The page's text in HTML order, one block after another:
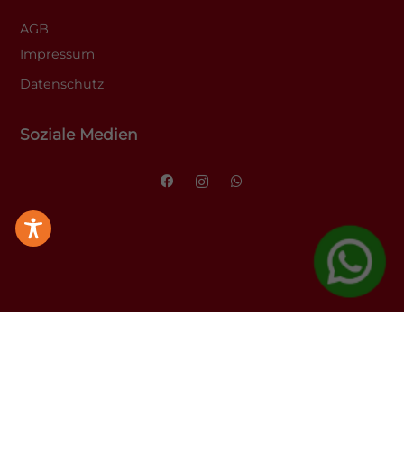
AGB
Impressum
Datenschutz
Soziale Medien